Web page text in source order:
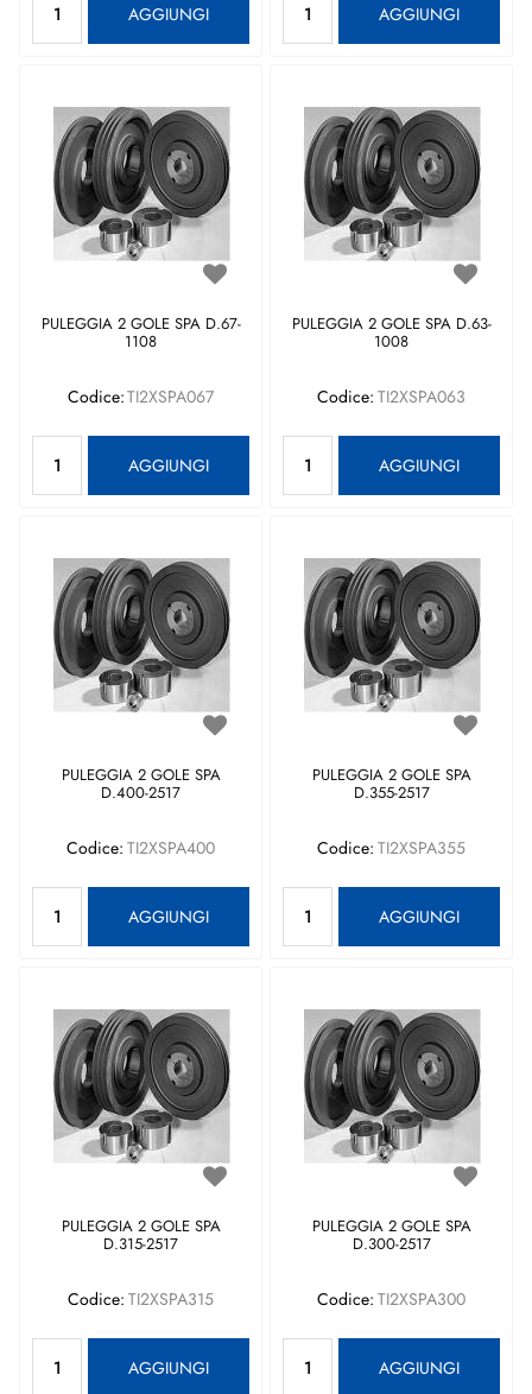
AGGIUNGI AGGIUNGI
PULEGGIA 2 GOLE SPA D.67-
1108
Codice:TI2XSPA067
AGGIUNGI
PULEGGIA 2 GOLE SPA D.63-
1008
Codice: TI2XSPA063
AGGIUNGI
PULEGGIA 2 GOLE SPA
D.400-2517
Codice: TI2XSPA400
AGGIUNGI
PULEGGIA 2 GOLE SPA
D.355-2517
Codice: TI2XSPA355
AGGIUNGI
PULEGGIA 2 GOLE SPA
D.315-2517
Codice: TI2XSPA315
AGGIUNGI
PULEGGIA 2 GOLE SPA
D.300-2517
Codice: TI2XSPA300
AGGIUNGI